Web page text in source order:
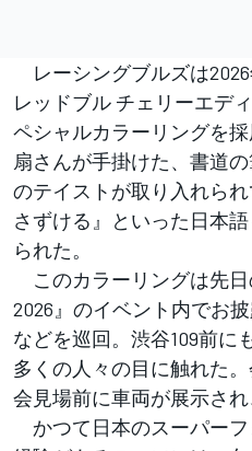
レーシングブルズは
レッドブル チェリーエデ
ペシャルカラーリングを
扇さんが手掛けた、書道
のテイストが取り入れら
さずける』といった日本
られた。
このカラーリングは先日
2026』のイベント内でお
などを巡回。渋谷109前に
多くの人々の目に触れた
会見場前に車両が展示され
かつて日本のスーパー